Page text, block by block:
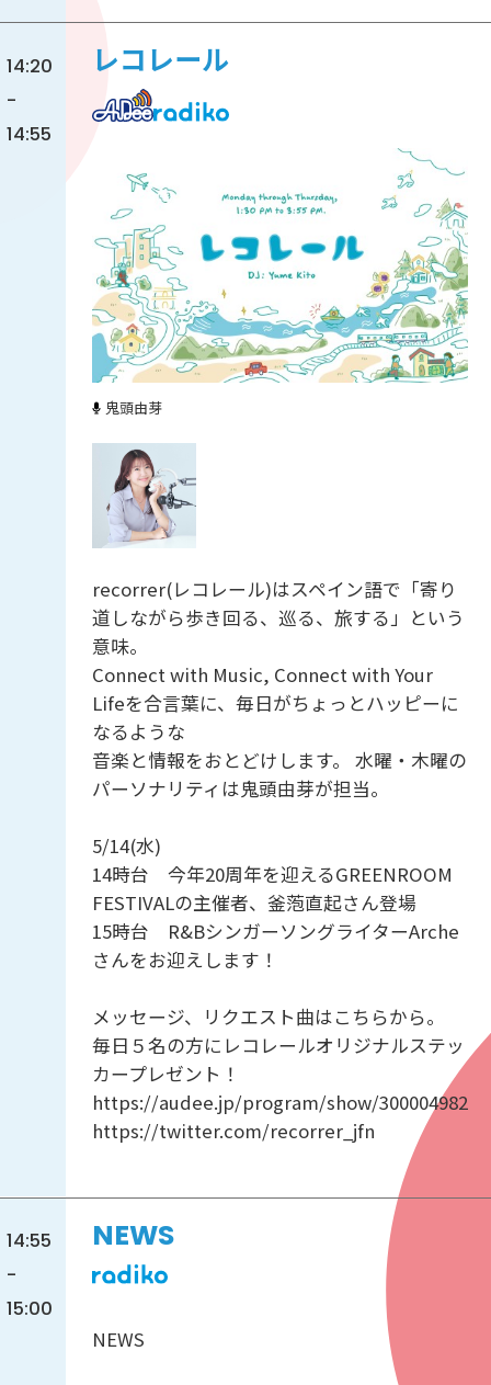
14:20
-
14:55
レコレール
鬼頭由芽
recorrer(レコレール)はスペイン語で「寄り
道しながら歩き回る、巡る、旅する」という
意味。
Connect with Music, Connect with Your
Lifeを合言葉に、毎日がちょっとハッピーに
なるような
音楽と情報をおとどけします。 水曜・木曜の
パーソナリティは鬼頭由芽が担当。
5/14(水)
14時台 今年20周年を迎えるGREENROOM
FESTIVALの主催者、釜萢直起さん登場
15時台 R&BシンガーソングライターArche
さんをお迎えします！
メッセージ、リクエスト曲はこちらから。
毎日５名の方にレコレールオリジナルステッ
カープレゼント！
https://audee.jp/program/show/300004982
https://twitter.com/recorrer_jfn
14:55
-
15:00
NEWS
NEWS